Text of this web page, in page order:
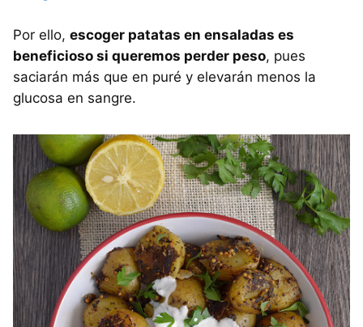
Por ello, escoger patatas en ensaladas es
beneficioso si queremos perder peso, pues
saciarán más que en puré y elevarán menos la
glucosa en sangre.